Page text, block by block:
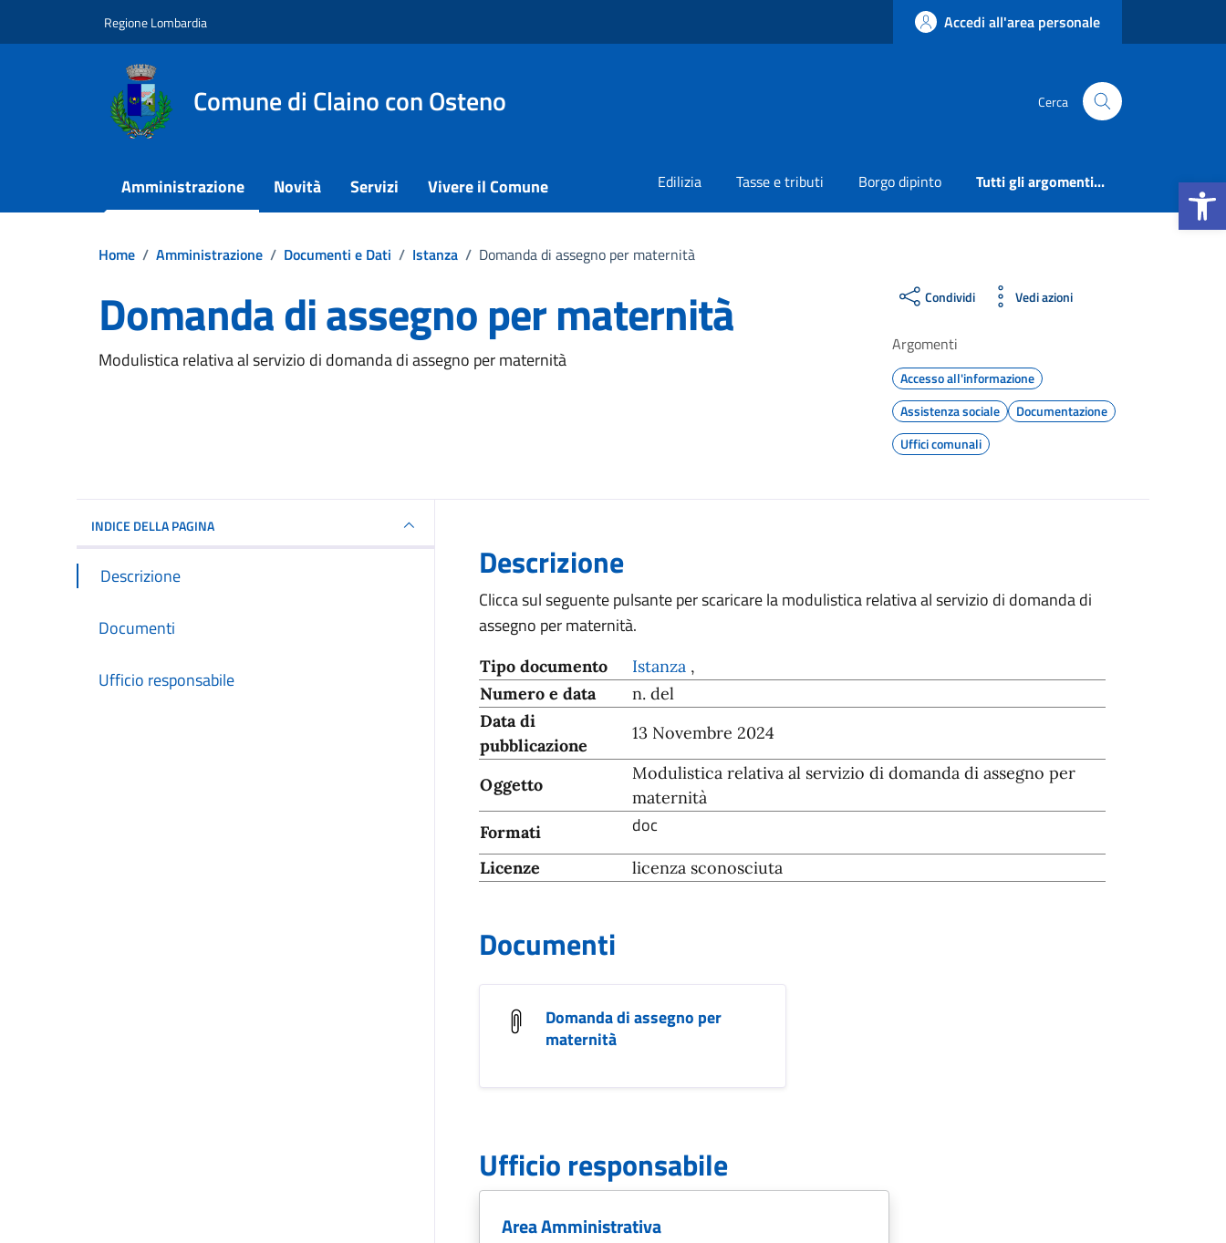
Apri la
Regione Lombardia Accedi all'area personale
Comune di Claino con Osteno Cerca
Amministrazione Novità Servizi Vivere il Comune Edilizia Tasse e tributi Borgo dipinto Tutti gli argomenti...
Home / Amministrazione / Documenti e Dati / Istanza / Domanda di assegno per maternità
Domanda di assegno per maternità
Dettagli del documento
Modulistica relativa al servizio di domanda di assegno per maternità
Condividi Vedi azioni
Argomenti
Accesso all'informazione
Assistenza sociale
Documentazione
Uffici comunali
INDICE DELLA PAGINA
Descrizione
Documenti
Ufficio responsabile
Descrizione
Clicca sul seguente pulsante per scaricare la modulistica relativa al servizio di domanda di
assegno per maternità.
Tipo documento Istanza ,
Numero e data
n. del
Data di
pubblicazione
13 Novembre 2024
Oggetto
Modulistica relativa al servizio di domanda di assegno per
maternità
Formati
doc
Licenze licenza sconosciuta
Documenti
Domanda di assegno per
maternità
Ufficio responsabile
Area Amministrativa